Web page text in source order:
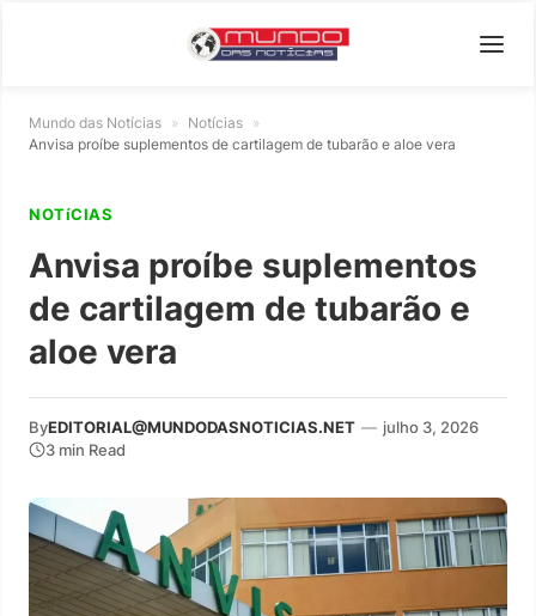
Mundo das Notícias » Notícias »
Anvisa proíbe suplementos de cartilagem de tubarão e aloe vera
NOTíCIAS
Anvisa proíbe suplementos
de cartilagem de tubarão e
aloe vera
ByEDITORIAL@MUNDODASNOTICIAS.NET — julho 3, 2026
3 min Read